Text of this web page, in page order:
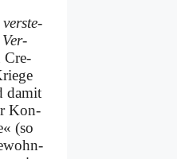
ver­ste­
Ver­
Cre­
da­mit
Kon­
(so